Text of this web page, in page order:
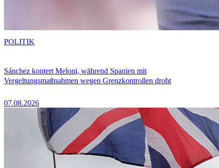
Sánchez kontert Meloni, während Spanien mit
Vergeltungsmaßnahmen wegen Grenzkontrollen droht
07.08.2026
POLITIK